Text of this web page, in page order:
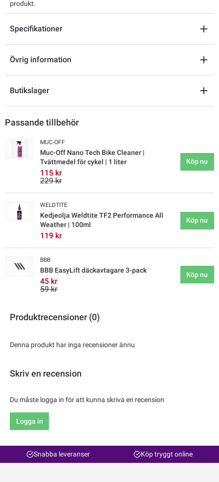
produkt.
Specifikationer
Övrig information
Butikslager
Passande tillbehör
MUC-OFF
Muc-Off Nano Tech Bike Cleaner |
Tvättmedel för cykel | 1 liter
115 kr
229 kr
Köp nu
WELDTITE
Kedjeolja Weldtite TF2 Performance All
Weather | 100ml
119 kr
Köp nu
BBB
BBB EasyLift däckavtagare 3-pack
45 kr
59 kr
Köp nu
Produktrecensioner (0)
Denna produkt har inga recensioner ännu
Skriv en recension
Du måste logga in för att kunna skriva en recension
Logga in
Snabba leveranser Köp tryggt online